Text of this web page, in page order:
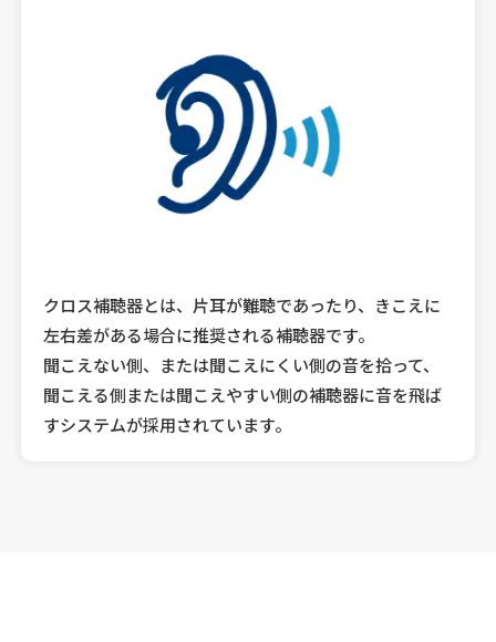
クロス補聴器とは、片耳が難聴であったり、きこえに
左右差がある場合に推奨される補聴器です。
聞こえない側、または聞こえにくい側の音を拾って、
聞こえる側または聞こえやすい側の補聴器に音を飛ば
すシステムが採用されています。